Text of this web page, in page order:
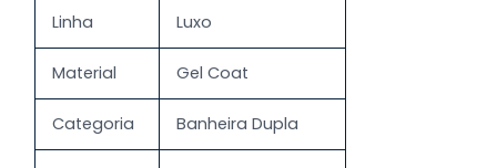
Linha Luxo
Material Gel Coat
Categoria Banheira Dupla